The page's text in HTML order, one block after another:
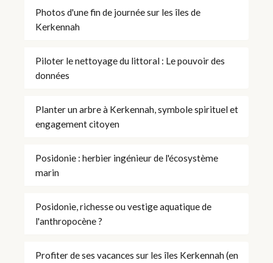
Photos d'une fin de journée sur les îles de
Kerkennah
Piloter le nettoyage du littoral : Le pouvoir des
données
Planter un arbre à Kerkennah, symbole spirituel et
engagement citoyen
Posidonie : herbier ingénieur de l'écosystème
marin
Posidonie, richesse ou vestige aquatique de
l'anthropocène ?
Profiter de ses vacances sur les îles Kerkennah (en